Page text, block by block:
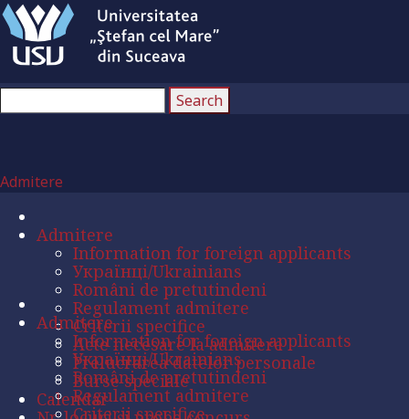
Admitere
Admitere
Information for foreign applicants
Українці/Ukrainians
Români de pretutindeni
Regulament admitere
Criterii specifice
Acte necesare la admitere
Prelucrarea datelor personale
Burse speciale
Calendar
Admitere
Information for foreign applicants
Українці/Ukrainians
Români de pretutindeni
Regulament admitere
Criterii specifice